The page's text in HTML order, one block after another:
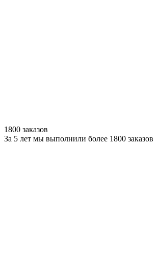
1800 заказов
За 5 лет мы выполнили более 1800 заказов